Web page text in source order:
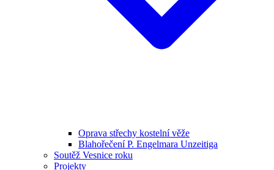
Oprava střechy kostelní věže
Blahořečení P. Engelmara Unzeitiga
Soutěž Vesnice roku
Projekty